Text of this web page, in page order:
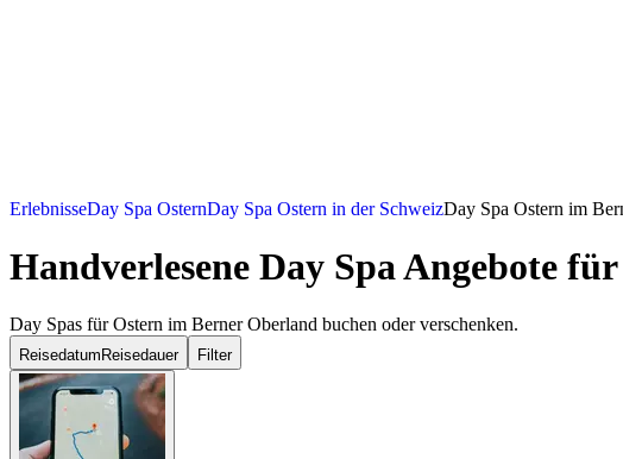
ErlebnisseDay Spa OsternDay Spa Ostern in der SchweizDay Spa Ostern im
Handverlesene Day Spa Angebote
Day Spas für Ostern im Berner Oberland buchen oder verschenken.
Reisedatum Reisedauer Filter